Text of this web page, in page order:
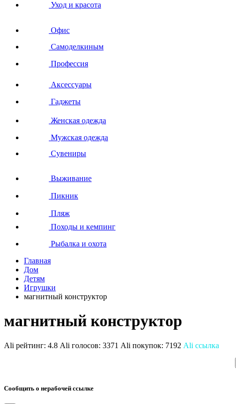
Уход и красота
Офис
Самоделкиным
Профессия
Аксессуары
Гаджеты
Женская одежда
Мужская одежда
Сувениры
Выживание
Пикник
Пляж
Походы и кемпинг
Рыбалка и охота
Главная
Дом
Детям
Игрушки
магнитный конструктор
магнитный конструктор
Ali рейтинг: 4.8 Ali голосов: 3371 Ali покупок: 7192 Ali ссылка
Сообщить о нерабочей ссылке